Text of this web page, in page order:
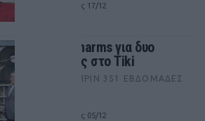
από 01/10 έως 17/12
Οι The Charms για δυο
συναυλίες στο Tiki
ΠΡΙΝ 351 ΕΒΔΟΜΆΔΕΣ
από 28/11 έως 05/12